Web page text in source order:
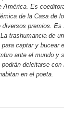
Es
de la Casa de
premios. Es
trashumancia de
captar y bucear
ante el mundo
deleitarse
en el poeta.